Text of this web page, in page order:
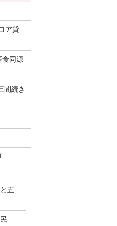
ア貸
食同源
間続き
五